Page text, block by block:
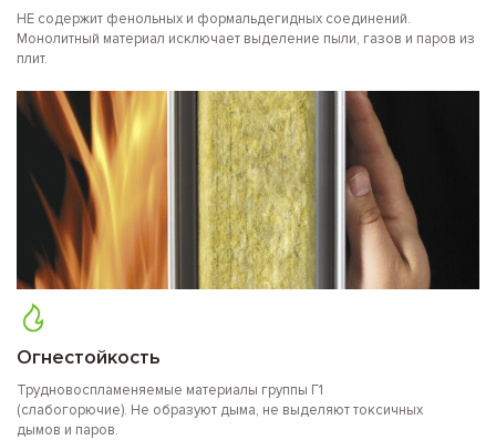
НЕ содержит фенольных и формальдегидных соединений.
Монолитный материал исключает выделение пыли, газов и паров из
плит.
Огнестойкость
Трудновоспламеняемые материалы группы Г1
(слабогорючие). Не образуют дыма, не выделяют токсичных
дымов и паров.